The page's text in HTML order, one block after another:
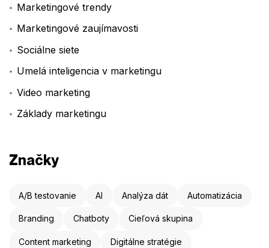
Marketingové trendy
Marketingové zaujímavosti
Sociálne siete
Umelá inteligencia v marketingu
Video marketing
Základy marketingu
Značky
A/B testovanie AI Analýza dát Automatizácia
Branding Chatboty Cieľová skupina
Content marketing Digitálne stratégie